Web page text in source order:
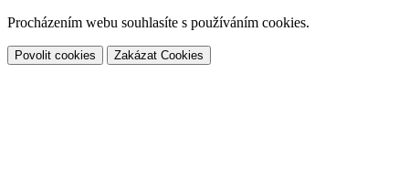
Procházením webu souhlasíte s používáním cookies.
Povolit cookies Zakázat Cookies